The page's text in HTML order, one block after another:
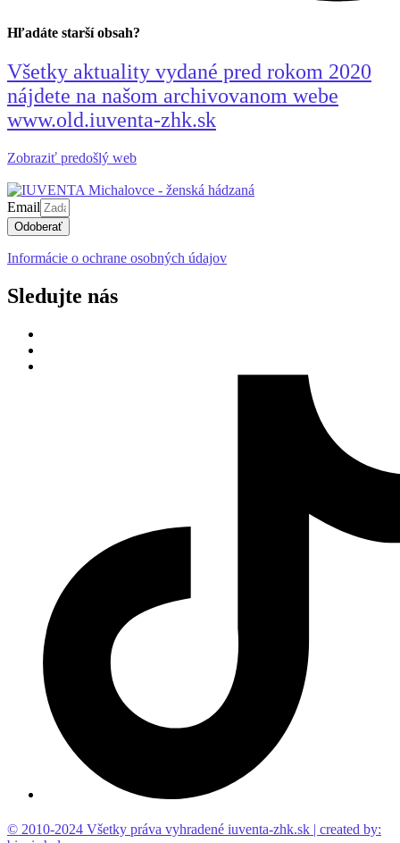
Hľadáte starší obsah?
Všetky aktuality vydané pred rokom 2020
nájdete na našom archivovanom webe
www.old.iuventa-zhk.sk
Zobraziť predošlý web
Email
Odoberať
Informácie o ochrane osobných údajov
Sledujte nás
© 2010-2024 Všetky práva vyhradené iuventa-zhk.sk | created by: